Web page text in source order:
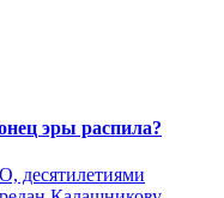
эры распила?
десятилетиями